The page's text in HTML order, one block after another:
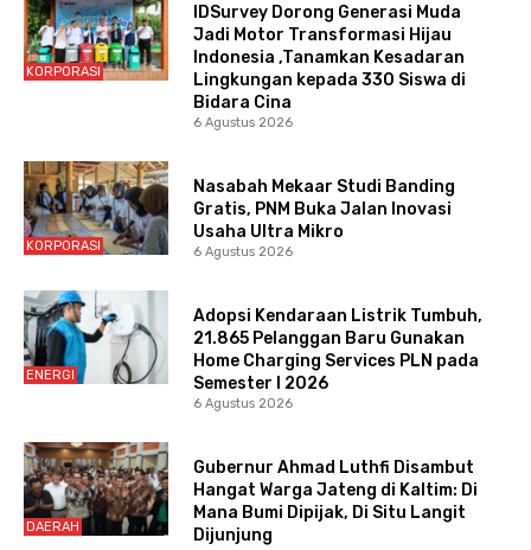
KORPORASI
IDSurvey Dorong Generasi Muda
Jadi Motor Transformasi Hijau
Indonesia ,Tanamkan Kesadaran
Lingkungan kepada 330 Siswa di
Bidara Cina
6 Agustus 2026
KORPORASI
Nasabah Mekaar Studi Banding
Gratis, PNM Buka Jalan Inovasi
Usaha Ultra Mikro
6 Agustus 2026
ENERGI
Adopsi Kendaraan Listrik Tumbuh,
21.865 Pelanggan Baru Gunakan
Home Charging Services PLN pada
Semester I 2026
6 Agustus 2026
DAERAH
Gubernur Ahmad Luthfi Disambut
Hangat Warga Jateng di Kaltim: Di
Mana Bumi Dipijak, Di Situ Langit
Dijunjung